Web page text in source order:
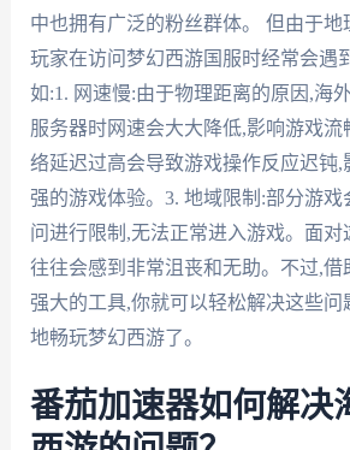
中也拥有广泛的粉丝群体。 但由于地
玩家在访问梦幻西游国服时经常会遇
如:1. 网速慢:由于物理距离的原因,海
服务器时网速会大大降低,影响游戏流
络延迟过高会导致游戏操作反应迟钝,
强的游戏体验。3. 地域限制:部分游
问进行限制,无法正常进入游戏。面对
往往会感到非常沮丧和无助。不过,借
强大的工具,你就可以轻松解决这些问
地畅玩梦幻西游了。
番茄加速器如何解决